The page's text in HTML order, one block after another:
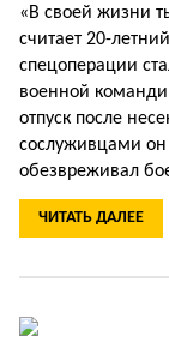
«В своей жизни
считает 20-
спецоперации
военной
отпуск после
сослуживцами он
обезвреживал
ЧИТАТЬ ДАЛЕЕ